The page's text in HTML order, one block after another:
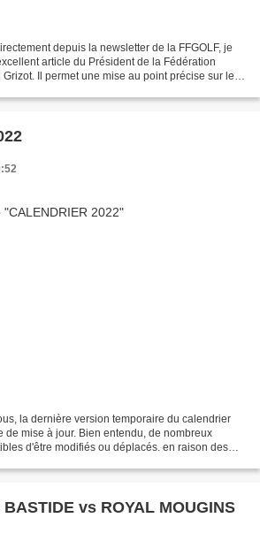
depuis la newsletter de la FFGOLF, je
article du Président de la Fédération
Il permet une mise au point précise sur les
la dernière version temporaire du calendrier
de mise à jour. Bien entendu, de nombreux
d'être modifiés ou déplacés. en raison des
vs ROYAL MOUGINS